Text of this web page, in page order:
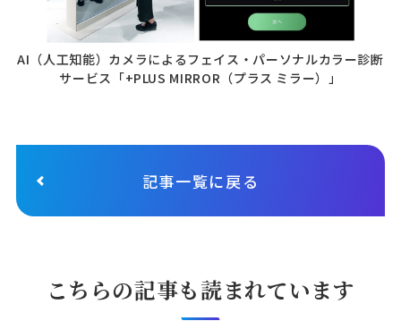
AI（人工知能）カメラによるフェイス・パーソナルカラー診断
サービス「+PLUS MIRROR（プラス ミラー）」
記事一覧に戻る
こちらの記事も読まれています